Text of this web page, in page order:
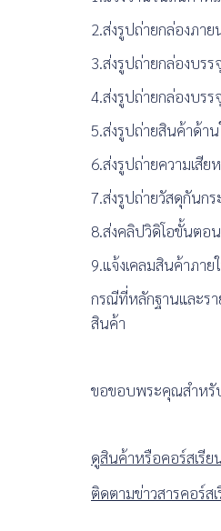
2.ส่งรูปถ่ายกล่องภา
3.ส่งรูปถ่ายกล่องบร
4.ส่งรูปถ่ายกล่องบร
5.ส่งรูปถ่ายสินค้าด้า
6.ส่งรูปถ่ายความเสี
7.ส่งรูปถ่ายวัสดุกันก
8.ส่งคลิปวิดิโอขั้นตอ
9.แจ้งเคลมสินค้าภาย
กรณีที่หลักฐานและรา
สินค้า
ขอขอบพระคุณสำหรั
ดูสินค้าหรือคอร์สเรี
ติดตามข่าวสารคอร์ส